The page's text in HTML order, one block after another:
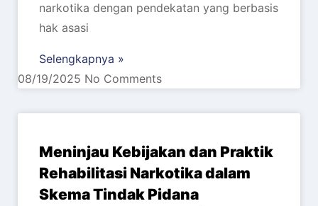
narkotika dengan pendekatan yang berbasis
hak asasi
Selengkapnya »
08/19/2025 No Comments
Meninjau Kebijakan dan Praktik
Rehabilitasi Narkotika dalam
Skema Tindak Pidana